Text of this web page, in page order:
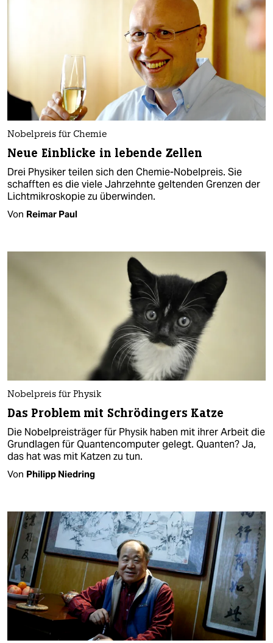
Nobelpreis für Chemie
Neue Einblicke in lebende Zellen
Drei Physiker teilen sich den Chemie-Nobelpreis. Sie
schafften es die viele Jahrzehnte geltenden Grenzen der
Lichtmikroskopie zu überwinden.
Von Reimar Paul
Nobelpreis für Physik
Das Problem mit Schrödingers Katze
Die Nobelpreisträger für Physik haben mit ihrer Arbeit die
Grundlagen für Quantencomputer gelegt. Quanten? Ja,
das hat was mit Katzen zu tun.
Von Philipp Niedring